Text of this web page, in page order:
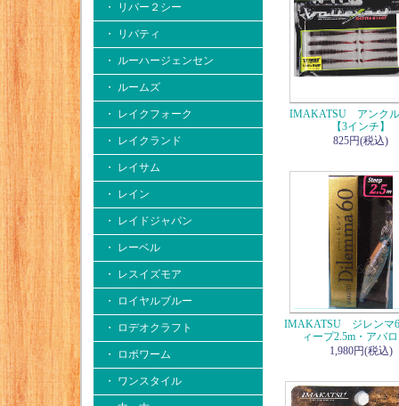
・ リバー２シー
・ リバティ
・ ルーハージェンセン
・ ルームズ
・ レイクフォーク
・ レイクランド
・ レイサム
・ レイン
・ レイドジャパン
・ レーベル
・ レスイズモア
・ ロイヤルブルー
・ ロデオクラフト
・ ロボワーム
・ ワンスタイル
IMAKATSU アンク
【3インチ】
825円(税込)
IMAKATSU ジレンマ
ィープ2.5m・アバ
1,980円(税込)